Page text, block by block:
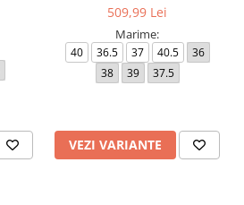
509,99 Lei
Marime:
40 36.5 37 40.5
36
38
39 37.5
VEZI VARIANTE